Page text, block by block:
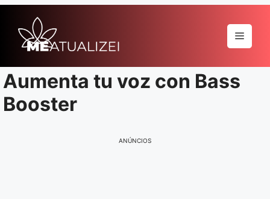
para
Menu
Aumenta tu voz con Bass
Booster
ANÚNCIOS